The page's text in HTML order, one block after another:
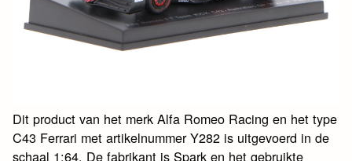
Dit product van het merk Alfa Romeo Racing en het type
C43 Ferrari met artikelnummer Y282 is uitgevoerd in de
schaal 1:64. De fabrikant is Spark en het gebruikte